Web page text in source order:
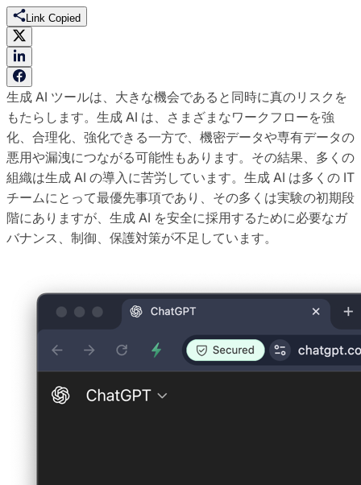
Link Copied
生成 AI ツールは、大きな機会であると同時に真のリスクを
もたらします。生成 AI は、さまざまなワークフローを強
化、合理化、強化できる一方で、機密データや専有データの
悪用や漏洩につながる可能性もあります。その結果、多くの
組織は生成 AI の導入に苦労しています。生成 AI は多くの IT
チームにとって最優先事項であり、その多くは実験の初期段
階にありますが、生成 AI を安全に採用するために必要なガ
バナンス、制御、保護対策が不足しています。